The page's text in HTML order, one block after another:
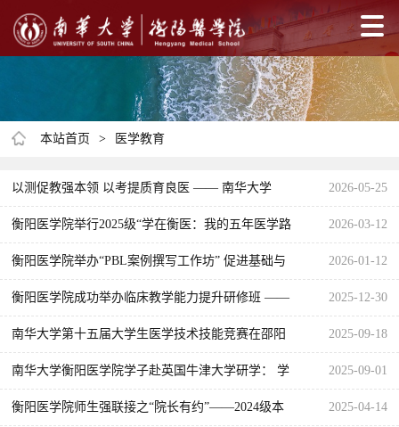
本站首页 > 医学教育
2026-05-25
以测促教强本领 以考提质育良医 —— 南华大学
2026 年临床医学专业（本科）水平测试圆满落幕 2026-03-12
衡阳医学院举行2025级“学在衡医：我的五年医学路
（规划·课程·科研）”成长辅导专题讲座 2026-01-12
衡阳医学院举办“PBL案例撰写工作坊” 促进基础与
临床教学深度融合 2025-12-30
衡阳医学院成功举办临床教学能力提升研修班 ——
以AI赋能医学教育 守正创新育人才 2025-09-18
南华大学第十五届大学生医学技术技能竞赛在邵阳
开赛！24支代表队同台比拼，实战锤炼医学尖兵 2025-09-01
南华大学衡阳医学院学子赴英国牛津大学研学： 学
术交流深化专业认知，文化体验拓宽国际视野 2025-04-14
衡阳医学院师生强联接之“院长有约”——2024级本